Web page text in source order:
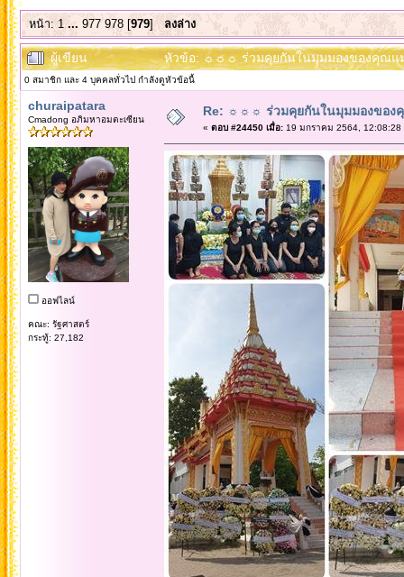
หน้า:1 ... 977 978[979]ลงล่าง
ผู้เขียน หัวข้อ: ☼☼☼ ร่วมคุยกันในมุมมองของคุณแ
0 สมาชิก และ 4 บุคคลทั่วไป กำลังดูหัวข้อนี้
churaipatara
Cmadong อภิมหาอมตะเซียน
ออฟไลน์
คณะ: รัฐศาสตร์
กระทู้: 27,182
Re: ☼☼☼ ร่วมคุยกันในมุมมองของ
« ตอบ #24450 เมื่อ:19 มกราคม 2564, 12:08:28